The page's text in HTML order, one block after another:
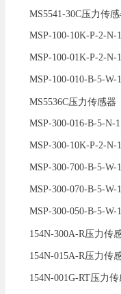
MS5541-30C压力传
MSP-100-10K-P-2-N-1
MSP-100-01K-P-2-N-1
MSP-100-010-B-5-W-1
MS5536C压力传感器
MSP-300-016-B-5-N-1
MSP-300-10K-P-2-N-1
MSP-300-700-B-5-W-1
MSP-300-070-B-5-W-1
MSP-300-050-B-5-W-1
154N-300A-R压力传
154N-015A-R压力传
154N-001G-RT压力